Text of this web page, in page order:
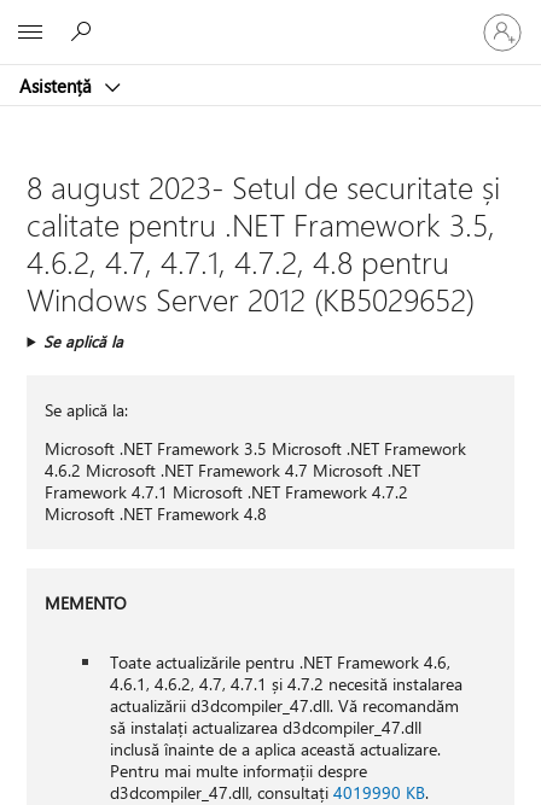
Asistență
vă
la
dvs.
8 august 2023- Setul de securitate și
calitate pentru .NET Framework 3.5,
4.6.2, 4.7, 4.7.1, 4.7.2, 4.8 pentru
Windows Server 2012 (KB5029652)
Se aplică la
Se aplică la:
Microsoft .NET Framework 3.5 Microsoft .NET Framework
4.6.2 Microsoft .NET Framework 4.7 Microsoft .NET
Framework 4.7.1 Microsoft .NET Framework 4.7.2
Microsoft .NET Framework 4.8
MEMENTO
Toate actualizările pentru .NET Framework 4.6,
4.6.1, 4.6.2, 4.7, 4.7.1 și 4.7.2 necesită instalarea
actualizării d3dcompiler_47.dll. Vă recomandăm
să instalați actualizarea d3dcompiler_47.dll
inclusă înainte de a aplica această actualizare.
Pentru mai multe informații despre
d3dcompiler_47.dll, consultați 4019990 KB.